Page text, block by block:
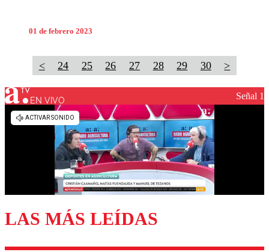
01 de febrero 2023
< 24 25 26 27 28 29 30 >
EN VIVO Señal 1
LAS MÁS LEÍDAS